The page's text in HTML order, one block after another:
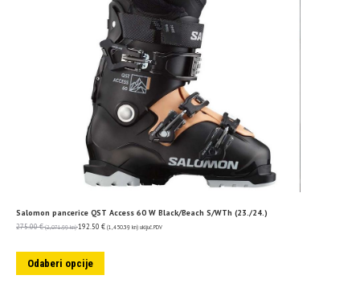
Salomon pancerice QST Access 60 W Black/Beach S/WTh (23./24.)
275.00€ (2,071.99 kn) 192.50 € (1,450.39 kn) uključ. PDV
Odaberi opcije